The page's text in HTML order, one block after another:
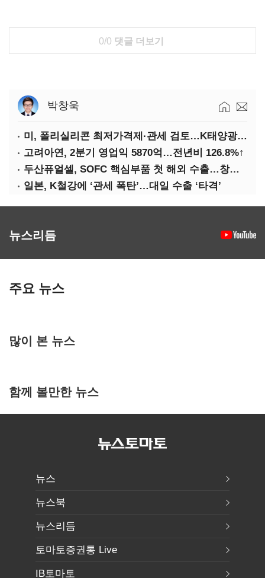
0/0 댓글 더보기
박창욱
미, 폴리실리콘 최저가격제·관세 검토…K태양광 입지 확대 기대
고려아연, 2분기 영업익 5870억…전년비 126.8%↑
두산퓨얼셀, SOFC 핵심부품 첫 해외 수출…창사 이래 최대 규모
일본, K철강에 ‘관세 폭탄’…대일 수출 ‘타격’
뉴스리듬
주요 뉴스
많이 본 뉴스
함께 볼만한 뉴스
뉴스
뉴스북
뉴스리듬
토마토증권통 Live
IB토마토